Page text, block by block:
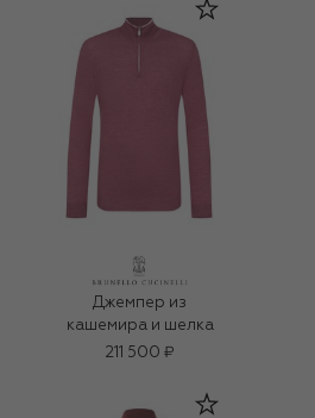
Джемпер из
кашемира и шелка
211 500 ₽